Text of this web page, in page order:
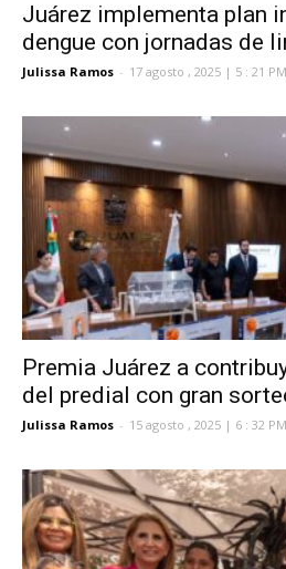
Juárez implementa plan
dengue con jornadas de
Julissa Ramos - 17 agosto , 2025 | 5 : 21 PM
Premia Juárez a
del predial con gran
Julissa Ramos - 15 agosto , 2025 | 6 : 32 PM